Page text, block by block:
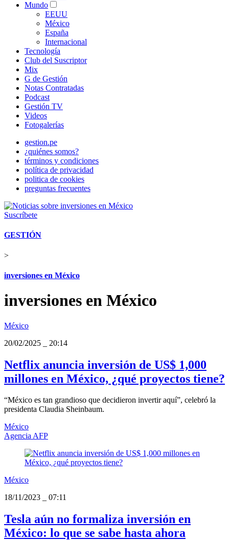
Mundo
EEUU
México
España
Internacional
Tecnología
Club del Suscriptor
Mix
G de Gestión
Notas Contratadas
Podcast
Gestión TV
Videos
Fotogalerías
gestion.pe
¿quiénes somos?
términos y condiciones
política de privacidad
politica de cookies
preguntas frecuentes
Suscríbete
GESTIÓN
>
inversiones en México
inversiones en México
México
20/02/2025
20:14
Netflix anuncia inversión de US$ 1,000
millones en México, ¿qué proyectos tiene?
“México es tan grandioso que decidieron invertir aquí”, celebró la
presidenta Claudia Sheinbaum.
México
Agencia AFP
México
18/11/2023
07:11
Tesla aún no formaliza inversión en
México: lo que se sabe hasta ahora